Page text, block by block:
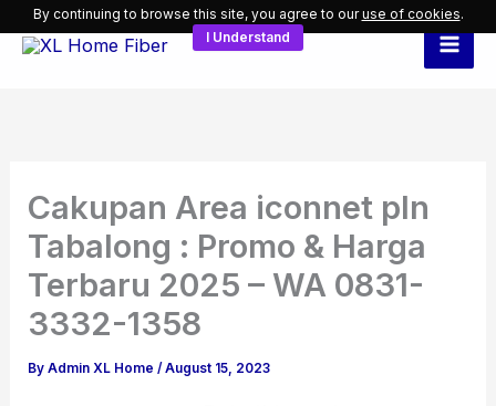
Skip
Cakupan Area iconnet pln
Tabalong : Promo & Harga
Terbaru 2025 – WA 0831-
3332-1358
ByAdmin XL Home/August 15, 2023
By continuing to browse this site, you agree to ouruse of cookies.
I Understand